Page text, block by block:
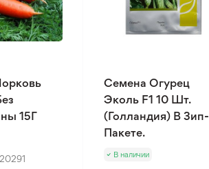
15Г
20291
Семена Огурец
Эколь F1 10 Шт.
(Голландия) В Зип-
Пакете.
В наличии